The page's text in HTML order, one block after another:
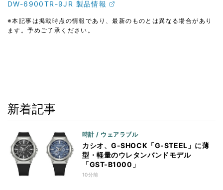
DW-6900TR-9JR 製品情報
※本記事は掲載時点の情報であり、最新のものとは異なる場合があり
ます。予めご了承ください。
新着記事
時計 / ウェアラブル
カシオ、G-SHOCK「G-STEEL」に薄
型・軽量のウレタンバンドモデル
「GST-B1000」
10分前